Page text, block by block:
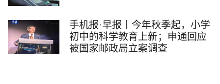
手机报·早报丨今年秋季起，小学
初中的科学教育上新；申通回应
被国家邮政局立案调查